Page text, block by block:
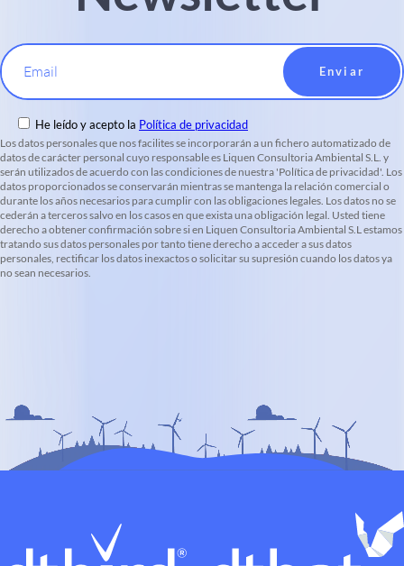
Email
He leído y acepto la Política de privacidad
Los datos personales que nos facilites se incorporarán a un fichero automatizado de
datos de carácter personal cuyo responsable es Liquen Consultoria Ambiental S.L. y
serán utilizados de acuerdo con las condiciones de nuestra 'Política de privacidad'. Los
datos proporcionados se conservarán mientras se mantenga la relación comercial o
durante los años necesarios para cumplir con las obligaciones legales. Los datos no se
cederán a terceros salvo en los casos en que exista una obligación legal. Usted tiene
derecho a obtener confirmación sobre si en Liquen Consultoria Ambiental S.L estamos
tratando sus datos personales por tanto tiene derecho a acceder a sus datos
personales, rectificar los datos inexactos o solicitar su supresión cuando los datos ya
no sean necesarios.